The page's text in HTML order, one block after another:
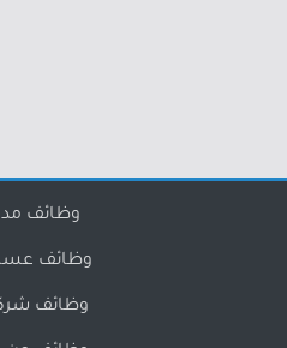
وظائف
وظائف
وظائف